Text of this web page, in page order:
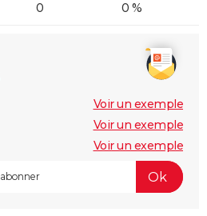
0 0 %
Voir un exemple
Voir un exemple
Voir un exemple